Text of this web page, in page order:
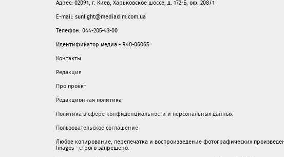
Адрес: 02091, г. Киев, Харьковское шоссе, д. 172-Б, оф. 208/1
E-mail: sunlight@mediadim.com.ua
Телефон: 044-205-43-00
Идентификатор медиа - R40-06065
Контакты
Редакция
Про проект
Редакционная политика
Политика в сфере конфиденциальности и персональных данных
Пользовательское соглашение
Любое копирование, перепечатка и воспроизведение фотографических
Images - строго запрещено.